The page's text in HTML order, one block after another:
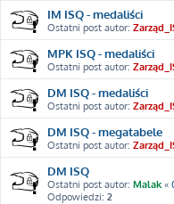
IM ISQ - medaliści
Ostatni post autor:
MPK ISQ - medaliści
Ostatni post autor:
DM ISQ - medaliści
Ostatni post autor:
DM ISQ - megatabele
Ostatni post autor:
DM ISQ
Ostatni post autor: Malak «
Odpowiedzi: 2